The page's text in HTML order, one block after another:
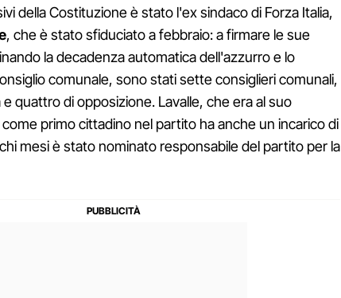
della Costituzione è stato l'ex sindaco di Forza Italia,
, che è stato sfiduciato a febbraio: a firmare le sue
la decadenza automatica dell'azzurro e lo
comunale, sono stati sette consiglieri comunali,
quattro di opposizione. Lavalle, che era al suo
primo cittadino nel partito ha anche un incarico di
mesi è stato nominato responsabile del partito per la